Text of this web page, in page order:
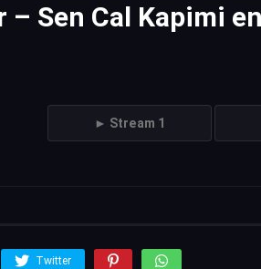
Sen Cal Kapimi
► Stream 1
Twitter